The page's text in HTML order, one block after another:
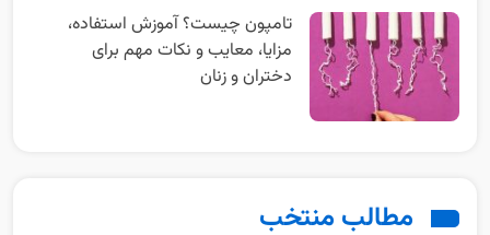
تامپون چیست؟ آموزش استفاده،
مزایا، معایب و نکات مهم برای
دختران و زنان
مطالب منتخب